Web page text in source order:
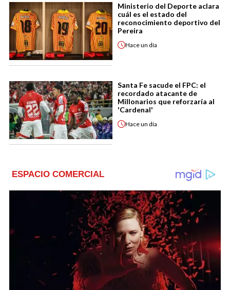
Ministerio del Deporte aclara
cuál es el estado del
reconocimiento deportivo del
Pereira
Haceun día
Santa Fe sacude el FPC: el
recordado atacante de
Millonarios que reforzaría al
'Cardenal'
Haceun día